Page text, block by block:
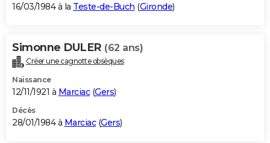
16/03/1984 à la Teste-de-Buch (Gironde)
Simonne DULER (62 ans)
Créer une cagnotte obsèques
Naissance
12/11/1921 à Marciac(Gers)
Décès
28/01/1984 à Marciac(Gers)